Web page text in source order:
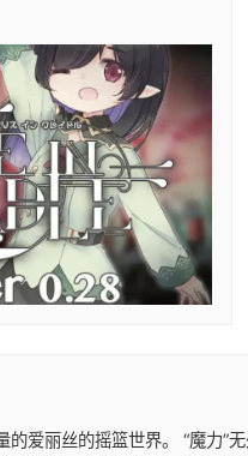
的爱丽丝的摇篮世界。 “魔力